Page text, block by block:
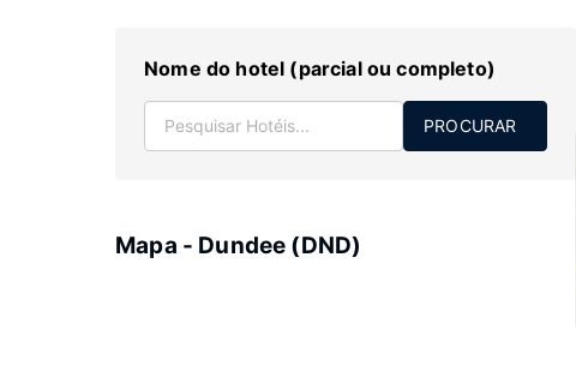
Nome do hotel (parcial ou completo)
PROCURAR
Mapa - Dundee (DND)